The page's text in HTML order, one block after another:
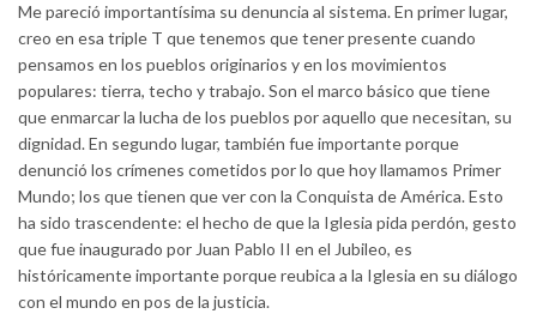
Me pareció importantísima su denuncia al sistema. En primer lugar,
creo en esa triple T que tenemos que tener presente cuando
pensamos en los pueblos originarios y en los movimientos
populares: tierra, techo y trabajo. Son el marco básico que tiene
que enmarcar la lucha de los pueblos por aquello que necesitan, su
dignidad. En segundo lugar, también fue importante porque
denunció los crímenes cometidos por lo que hoy llamamos Primer
Mundo; los que tienen que ver con la Conquista de América. Esto
ha sido trascendente: el hecho de que la Iglesia pida perdón, gesto
que fue inaugurado por Juan Pablo II en el Jubileo, es
históricamente importante porque reubica a la Iglesia en su diálogo
con el mundo en pos de la justicia.